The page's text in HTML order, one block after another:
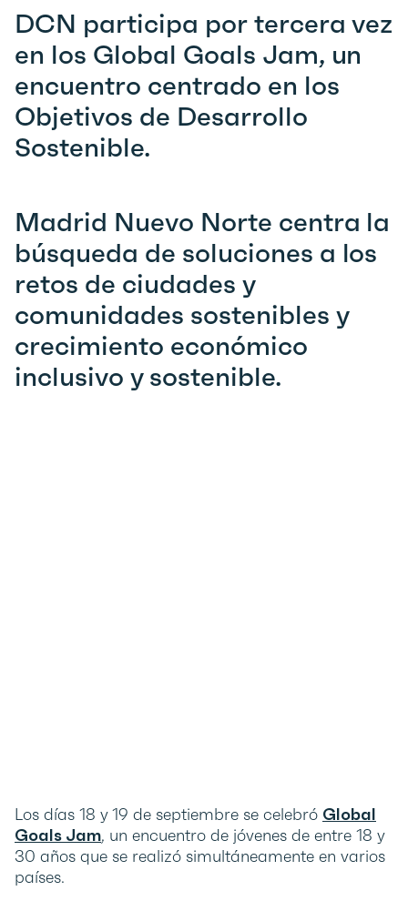
DCN participa por tercera vez
en los Global Goals Jam, un
encuentro centrado en los
Objetivos de Desarrollo
Sostenible.
Madrid Nuevo Norte centra la
búsqueda de soluciones a los
retos de ciudades y
comunidades sostenibles y
crecimiento económico
inclusivo y sostenible.
Los días 18 y 19 de septiembre se celebró Global
Goals Jam, un encuentro de jóvenes de entre 18 y
30 años que se realizó simultáneamente en varios
países.